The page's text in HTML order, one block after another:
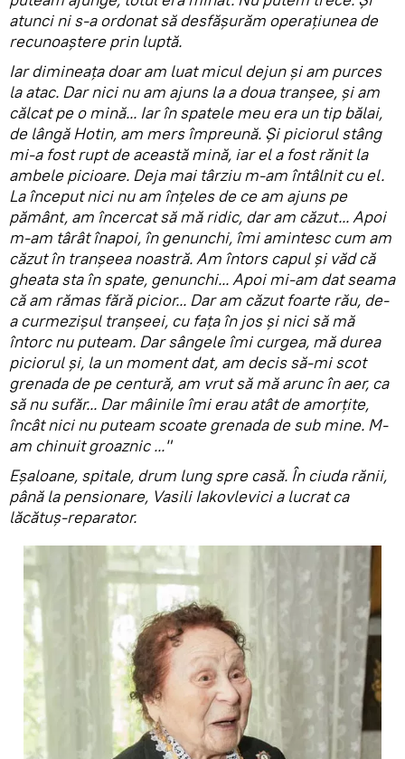
atunci ni s-a ordonat să desfășurăm operațiunea de
recunoaștere prin luptă.
Iar dimineața doar am luat micul dejun și am purces
la atac. Dar nici nu am ajuns la a doua tranșee, și am
călcat pe o mină... Iar în spatele meu era un tip bălai,
de lângă Hotin, am mers împreună. Și piciorul stâng
mi-a fost rupt de această mină, iar el a fost rănit la
ambele picioare. Deja mai târziu m-am întâlnit cu el.
La început nici nu am înțeles de ce am ajuns pe
pământ, am încercat să mă ridic, dar am căzut... Apoi
m-am târât înapoi, în genunchi, îmi amintesc cum am
căzut în tranșeea noastră. Am întors capul și văd că
gheata sta în spate, genunchi... Apoi mi-am dat seama
că am rămas fără picior... Dar am căzut foarte rău, de-
a curmezișul tranșeei, cu fața în jos și nici să mă
întorc nu puteam. Dar sângele îmi curgea, mă durea
piciorul și, la un moment dat, am decis să-mi scot
grenada de pe centură, am vrut să mă arunc în aer, ca
să nu sufăr... Dar mâinile îmi erau atât de amorțite,
încât nici nu puteam scoate grenada de sub mine. M-
am chinuit groaznic ..."
Eșaloane, spitale, drum lung spre casă. În ciuda rănii,
până la pensionare, Vasili Iakovlevici a lucrat ca
lăcătuș-reparator.